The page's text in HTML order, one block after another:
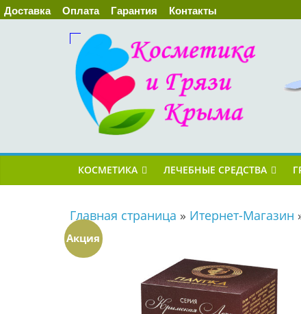
Доставка Оплата Гарантия Контакты
КОСМЕТИКА ЛЕЧЕБНЫЕ СРЕДСТВА
Главная страница » Итернет-Магазин
Акция